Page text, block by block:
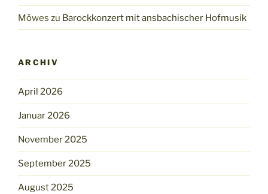
Möwes zu Barockkonzert mit ansbachischer Hofmusik
ARCHIV
April 2026
Januar 2026
November 2025
September 2025
August 2025